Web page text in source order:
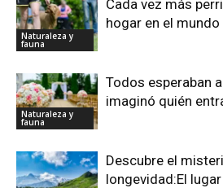
Naturaleza y
fauna
Cada vez más
hogar en el mundo
Naturaleza y
fauna
Todos esperaban
imaginó quién
Descubre el
longevidad:El